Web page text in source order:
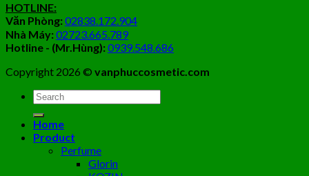
HOTLINE:
Văn Phòng:02838.172.904
Nhà Máy:02723.665.789
Hotline - (Mr.Hùng):0939.548.686
Copyright 2026 © vanphuccosmetic.com
Tìm
kiếm:
Home
Product
Perfume
Glorin